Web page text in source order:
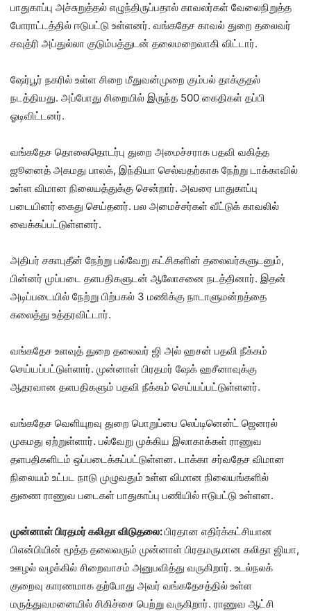
பாதுகாப்பு அச்சுறுத்தல் எழுந்திருப்பதால் காவலர்கள் வேலைநிறுத்த
போராட்டத்தில் ஈடுபட்டு உள்ளனர். வங்கதேச காவல் துறை தலைவர்
சவுத்ரி அப்துல்லா குடும்பத்துடன் தலைமறைவாகி விட்டார்.
ஷேர்பூர் நகரில் உள்ள சிறை மீதுவன்முறை கும்பல் தாக்குதல்
நடத்தியது. அப்போது சிறையில் இருந்த 500 கைதிகள் தப்பி
ஓடிவிட்டனர்.
வங்கதேச தொலைதொடர்பு துறை அமைச்சராக பதவி வகித்த
ஜூனைத் அகமது பாலக், இந்தியா செல்வதற்காக நேற்று டாக்காவில்
உள்ள விமான நிலையத்துக்கு சென்றார். அவரை பாதுகாப்பு
படையினர் கைது செய்தனர். பல அமைச்சர்கள் வீட்டுக் காவலில்
வைக்கப்பட்டுள்ளனர்.
அதிபர் சகாபுதீன் நேற்று பல்வேறு கட்சிகளின் தலைவர்களுடனும்,
பின்னர் முப்படை தளபதிகளுடன் ஆலோசனை நடத்தினார். இதன்
அடிப்படையில் நேற்று பிற்பகல் 3 மணிக்கு நாடாளுமன்றத்தை
கலைத்து உத்தரவிட்டார்.
வங்கதேச உளவுத் துறை தலைவர் ஜி அல் ஹசன் பதவி நீக்கம்
செய்யப்பட்டுள்ளார். முன்னாள் பிரதமர் ஷேக் ஹசீனாவுக்கு
ஆதரவான தளபதிகளும் பதவி நீக்கம் செய்யப்பட்டுள்ளனர்.
வங்கதேச வெளியுறவு துறை பொறுப்பை லெப்டினென்ட் ஜெனரல்
முகமது ஏற்றுள்ளார். பல்வேறு முக்கிய இலாகாக்கள் ராணுவ
தளபதிகளிடம் ஒப்படைக்கப்பட்டுள்ளன. டாக்கா சர்வதேச விமான
நிலையம் உட்பட நாடு முழுவதும் உள்ள விமான நிலையங்களில்
துணை ராணுவ படைகள் பாதுகாப்பு பணியில் ஈடுபட்டு உள்ளன.
முன்னாள் பிரதமர் கலிதா விடுதலை:பிரதான எதிர்க்கட்சியான
பிஎன்பியின் மூத்த தலைவரும் முன்னாள் பிரதமருமான கலிதா ஜியா,
ஊழல் வழக்கில் சிறைவாசம் அனுபவித்து வருகிறார். உடல்நலக்
குறைவு காரணமாக தற்போது அவர் வங்கதேசத்தில் உள்ள
மருத்துவமனையில் சிகிச்சை பெற்று வருகிறார். ராணுவ ஆட்சி